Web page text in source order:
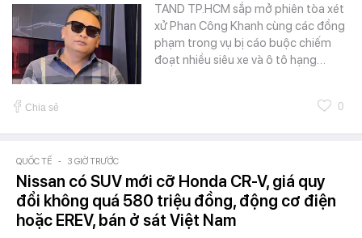
TAND TP.HCM sắp mở phiên tòa xét
xử Phan Công Khanh cùng các đồng
phạm trong vụ bị cáo buộc chiếm
đoạt nhiều siêu xe và ô tô hạng…
Chia sẻ 0
QUỐC TẾ - 3 GIỜ TRƯỚC
Nissan có SUV mới cỡ Honda CR-V, giá quy
đổi không quá 580 triệu đồng, động cơ điện
hoặc EREV, bán ở sát Việt Nam